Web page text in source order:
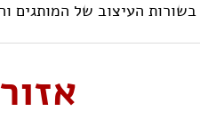
העיצוב של המותגים